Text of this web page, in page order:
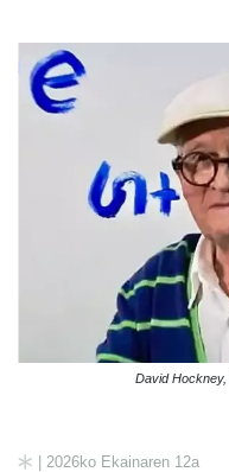
David
| 2026ko Ekainaren 12a